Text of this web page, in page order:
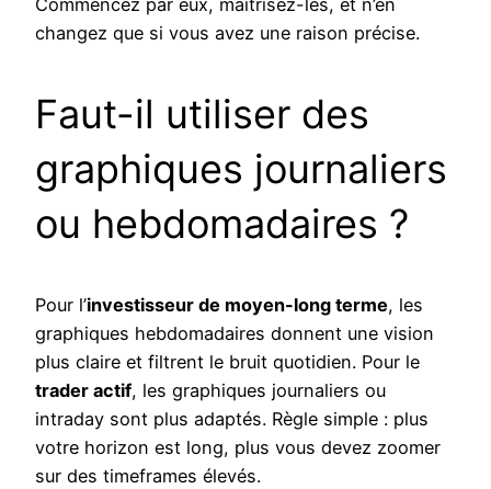
Commencez par eux, maîtrisez-les, et n’en
changez que si vous avez une raison précise.
Faut-il utiliser des
graphiques journaliers
ou hebdomadaires ?
Pour l’investisseur de moyen-long terme, les
graphiques hebdomadaires donnent une vision
plus claire et filtrent le bruit quotidien. Pour le
trader actif, les graphiques journaliers ou
intraday sont plus adaptés. Règle simple : plus
votre horizon est long, plus vous devez zoomer
sur des timeframes élevés.